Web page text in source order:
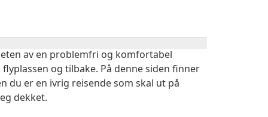
av en problemfri og komfortabel
og tilbake. På denne siden finner
du er en ivrig reisende som skal ut på
dekket.